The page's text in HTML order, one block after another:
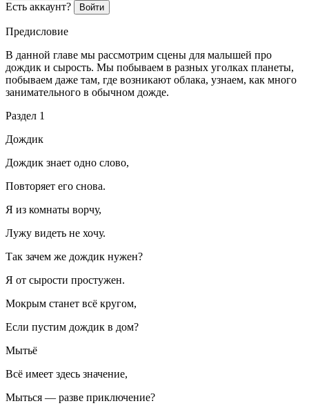
Есть аккаунт? Войти
Предисловие
В данной главе мы рассмотрим сцены для малышей про
дождик и сырость. Мы побываем в разных уголках планеты,
побываем даже там, где возникают облака, узнаем, как много
занимательного в обычном дожде.
Раздел 1
Дождик
Дождик знает одно слово,
Повторяет его снова.
Я из комнаты ворчу,
Лужу видеть не хочу.
Так зачем же дождик нужен?
Я от сырости простужен.
Мокрым станет всё кругом,
Если пустим дождик в дом?
Мытьё
Всё имеет здесь значение,
Мыться — разве приключение?